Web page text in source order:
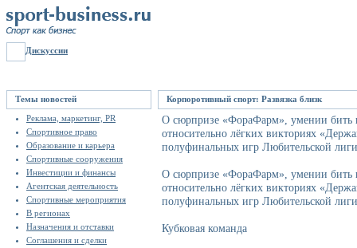
Дискуссии
Темы новостей
Реклама, маркетинг, PR
Спортивное право
Образование и карьера
Спортивные сооружения
Инвестиции и финансы
Агентская деятельность
Спортивные мероприятия
В регионах
Назначения и отставки
Соглашения и сделки
Корпоротивный спорт: Развязка близк
О сюрпризе «ФораФарм», умении бить
относительно лёгких викториях
полуфинальных игр Любительской
О сюрпризе «ФораФарм», умении бить
относительно лёгких викториях
полуфинальных игр Любительской
Кубковая команда